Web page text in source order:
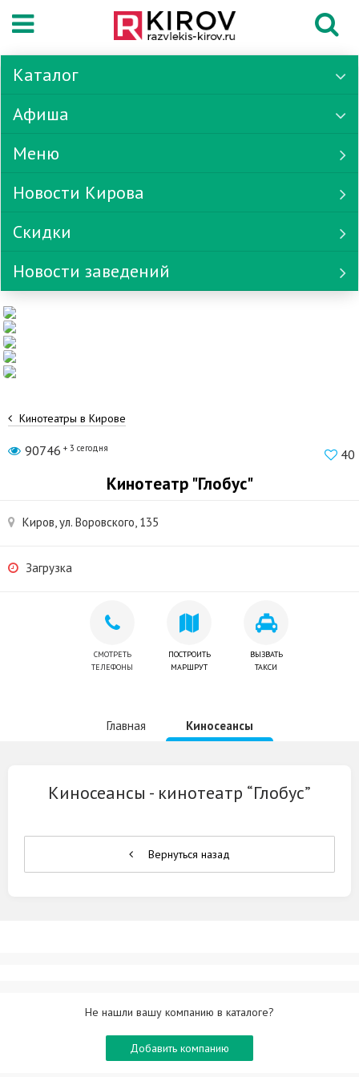
Каталог
Афиша
Меню
Новости Кирова
Скидки
Новости заведений
Кинотеатры в Кирове
90746 + 3 сегодня 40
Кинотеатр "Глобус"
Киров, ул. Воровского, 135
Загрузка
СМОТРЕТЬ
ТЕЛЕФОНЫ
ПОСТРОИТЬ
МАРШРУТ
ВЫЗВАТЬ
ТАКСИ
Главная Киносеансы
Киносеансы - кинотеатр “Глобус”
Вернуться назад
Не нашли вашу компанию в каталоге?
Добавить компанию